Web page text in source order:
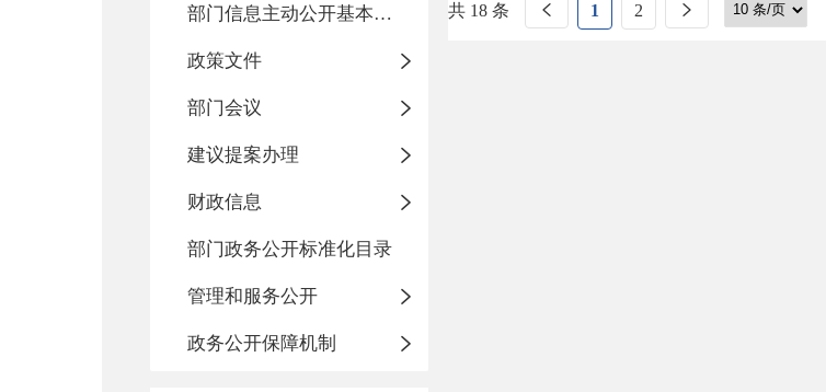
部门信息主动公开基本目录
政策文件
部门会议
建议提案办理
财政信息
部门政务公开标准化目录
管理和服务公开
政务公开保障机制
共 18 条 1 2